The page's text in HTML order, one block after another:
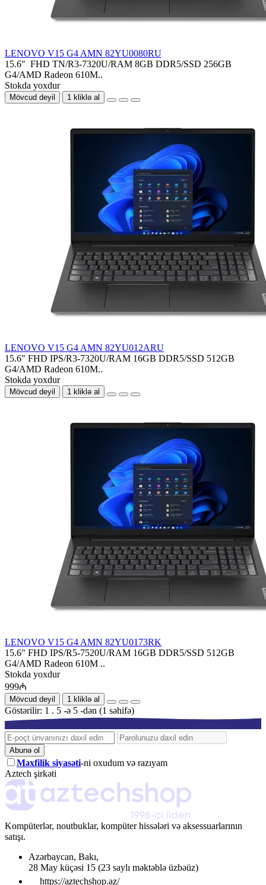
LENOVO V15 G4 AMN 82YU0080RU
15.6" FHD TN/R3-7320U/RAM 8GB DDR5/SSD 256GB
G4/AMD Radeon 610M..
Stokda yoxdur
Mövcud deyil 1 kliklə al
LENOVO V15 G4 AMN 82YU012ARU
15.6" FHD IPS/R3-7320U/RAM 16GB DDR5/SSD 512GB
G4/AMD Radeon 610M..
Stokda yoxdur
Mövcud deyil 1 kliklə al
LENOVO V15 G4 AMN 82YU0173RK
15.6" FHD IPS/R5-7520U/RAM 16GB DDR5/SSD 512GB
G4/AMD Radeon 610M ..
Stokda yoxdur
999₼
Mövcud deyil 1 kliklə al
Göstərilir: 1 . 5 -ə 5 -dən (1 səhifə)
Abunə ol
Məxfilik siyasəti-ni oxudum və razıyam
Aztech şirkəti
Kompüterlər, noutbuklar, kompüter hissələri və aksessuarlarının
satışı.
Azərbaycan, Bakı,
28 May küçəsi 15 (23 saylı məktəblə üzbəüz)
https://aztechshop.az/